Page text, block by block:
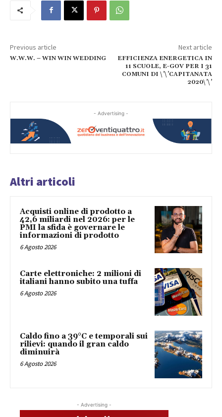
Previous article
W.W.W. – WIN WIN WEDDING
Next article
EFFICIENZA ENERGETICA IN
11 SCUOLE, E-GOV PER I 31
COMUNI DI \’\’CAPITANATA
2020\’\’
- Advertising -
Altri articoli
Acquisti online di prodotto a
42,6 miliardi nel 2026: per le
PMI la sfida è governare le
informazioni di prodotto
6 Agosto 2026
Carte elettroniche: 2 milioni di
italiani hanno subito una tuffa
6 Agosto 2026
Caldo fino a 39°C e temporali sui
rilievi: quando il gran caldo
diminuirà
6 Agosto 2026
- Advertising -